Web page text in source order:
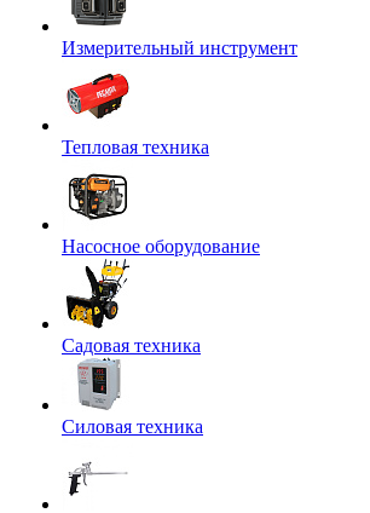
Измерительный инструмент
Тепловая техника
Насосное оборудование
Садовая техника
Силовая техника